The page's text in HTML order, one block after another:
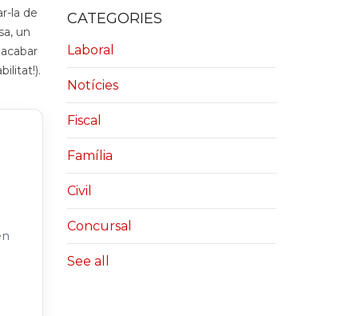
la de
un
CATEGORIES
Laboral
Notícies
Fiscal
Família
Civil
Concursal
See all